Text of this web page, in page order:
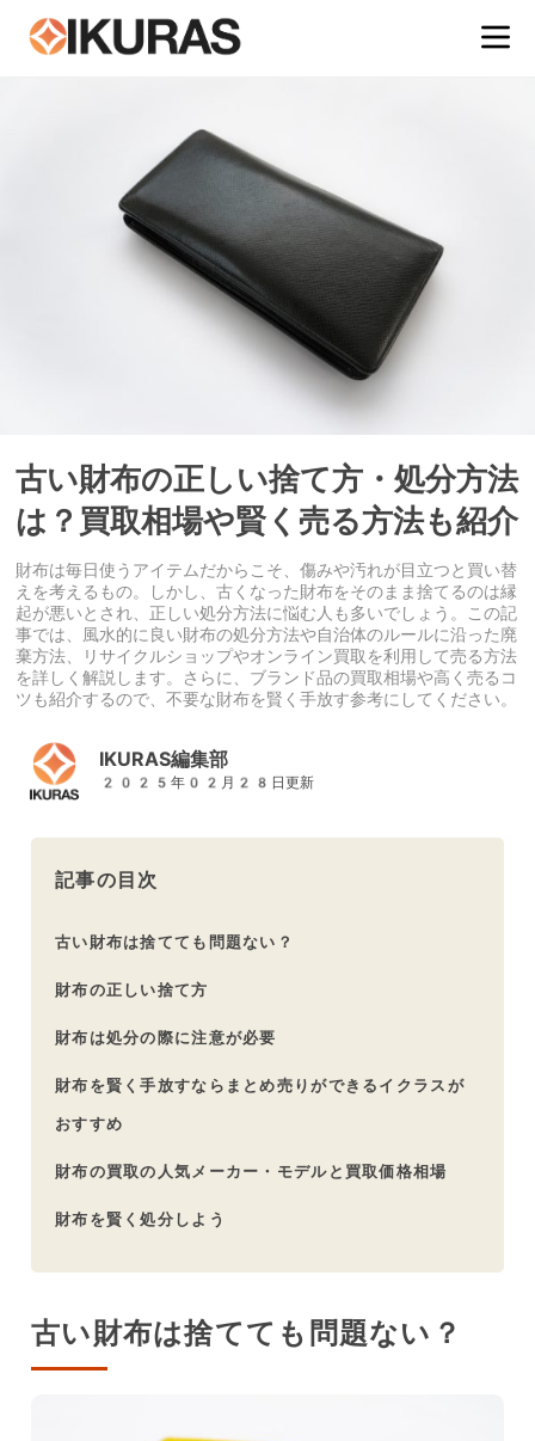
古い財布の正しい捨て方・処分方法
は？買取相場や賢く売る方法も紹介
財布は毎日使うアイテムだからこそ、傷みや汚れが目立つと買い替
えを考えるもの。しかし、古くなった財布をそのまま捨てるのは縁
起が悪いとされ、正しい処分方法に悩む人も多いでしょう。この記
事では、風水的に良い財布の処分方法や自治体のルールに沿った廃
棄方法、リサイクルショップやオンライン買取を利用して売る方法
を詳しく解説します。さらに、ブランド品の買取相場や高く売るコ
ツも紹介するので、不要な財布を賢く手放す参考にしてください。
IKURAS編集部
2025年02月28日更新
記事の目次
古い財布は捨てても問題ない？
財布の正しい捨て方
財布は処分の際に注意が必要
財布を賢く手放すならまとめ売りができるイクラスが
おすすめ
財布の買取の人気メーカー・モデルと買取価格相場
財布を賢く処分しよう
古い財布は捨てても問題ない？